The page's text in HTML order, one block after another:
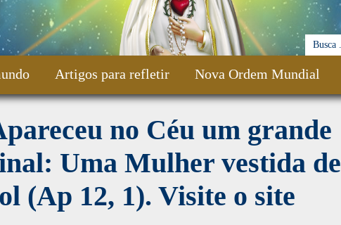
Artigos para refletir Nova Ordem Mundial
no Céu um grande
Uma Mulher vestida de
(Ap 12, 1). Visite o site